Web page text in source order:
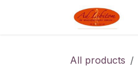
All products